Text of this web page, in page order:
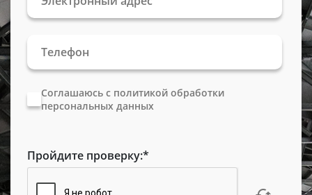
Соглашаюсь с политикой обработки
персональных данных
Пройдите проверку:*